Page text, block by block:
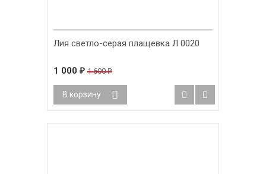
Лия светло-серая плащевка Л 0020
1 000 ₽ 1 600₽
В корзину